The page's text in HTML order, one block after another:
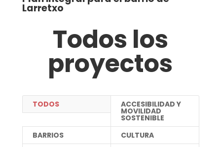
Larretxo
Todos los
proyectos
TODOS ACCESIBILIDAD Y
MOVILIDAD
SOSTENIBLE
BARRIOS
CULTURA